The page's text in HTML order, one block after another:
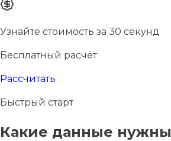
Узнайте стоимость за 30 секунд
Бесплатный расчёт
Рассчитать
Быстрый старт
Какие данные нужны